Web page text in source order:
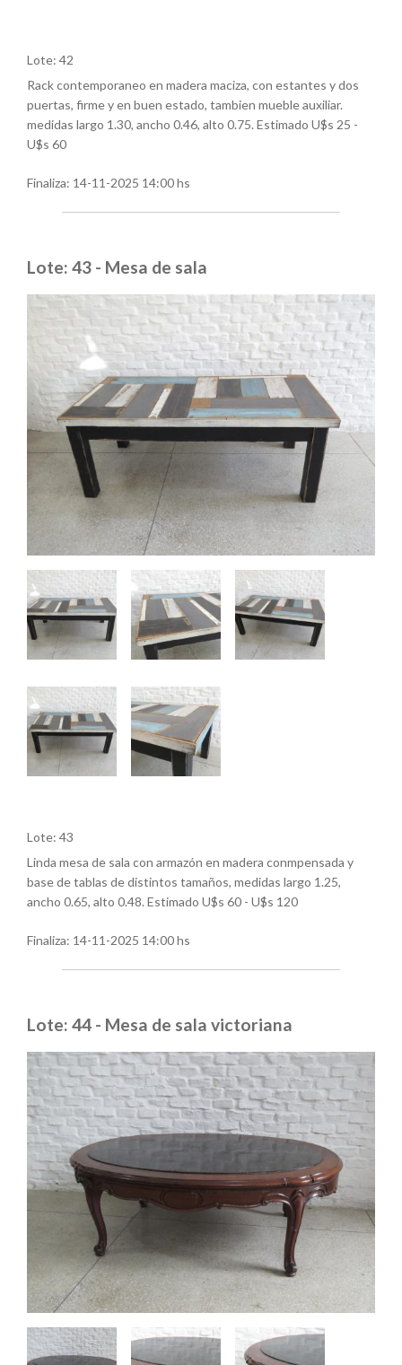
Lote: 42
Rack contemporaneo en madera maciza, con estantes y dos
puertas, firme y en buen estado, tambien mueble auxiliar.
medidas largo 1.30, ancho 0.46, alto 0.75. Estimado U$s 25 -
U$s 60
Finaliza: 14-11-2025 14:00 hs
Lote: 43 - Mesa de sala
Lote: 43
Linda mesa de sala con armazón en madera conmpensada y
base de tablas de distintos tamaños, medidas largo 1.25,
ancho 0.65, alto 0.48. Estimado U$s 60 - U$s 120
Finaliza: 14-11-2025 14:00 hs
Lote: 44 - Mesa de sala victoriana